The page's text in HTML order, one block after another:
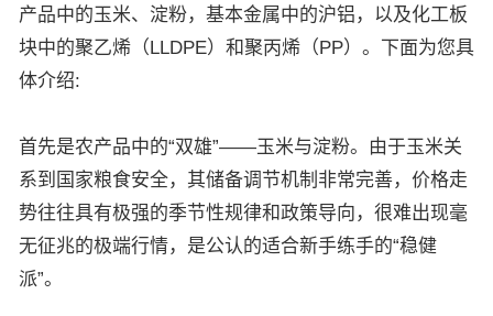
产品中的玉米、淀粉，基本金属中的沪铝，以及化工板
块中的聚乙烯（LLDPE）和聚丙烯（PP）。下面为您具
体介绍:
首先是农产品中的“双雄”——玉米与淀粉。由于玉米关
系到国家粮食安全，其储备调节机制非常完善，价格走
势往往具有极强的季节性规律和政策导向，很难出现毫
无征兆的极端行情，是公认的适合新手练手的“稳健
派”。